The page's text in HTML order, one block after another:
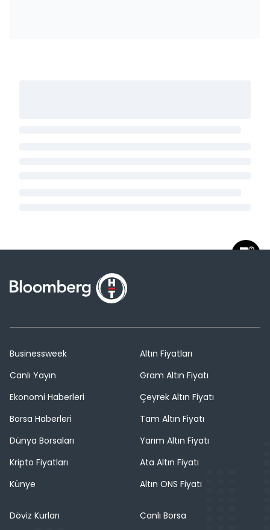
Businessweek
Canlı Yayın
Ekonomi Haberleri
Borsa Haberleri
Dünya Borsaları
Kripto Fiyatları
Künye
Altın Fiyatları
Gram Altın Fiyatı
Çeyrek Altın Fiyatı
Tam Altın Fiyatı
Yarım Altın Fiyatı
Ata Altın Fiyatı
Altın ONS Fiyatı
Döviz Kurları
Canlı Borsa